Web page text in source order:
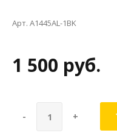
Арт. A1445AL-1BK
1 500 руб.
- +